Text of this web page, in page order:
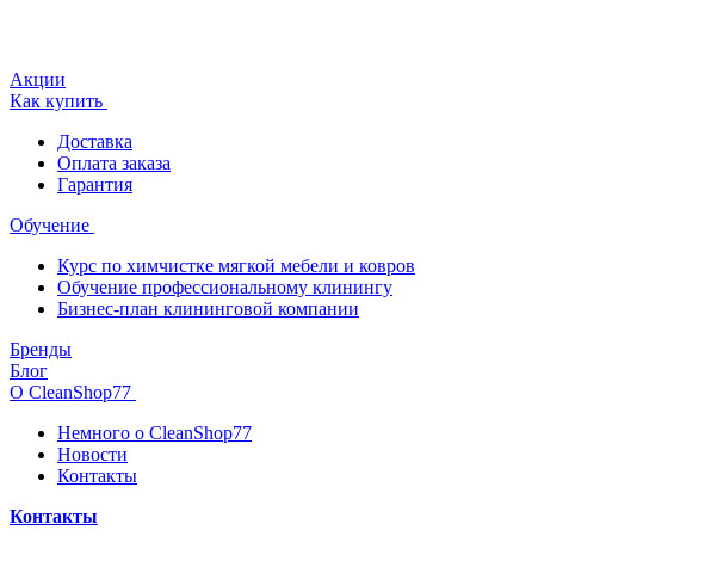
Акции
Как купить
Доставка
Оплата заказа
Гарантия
Обучение
Курс по химчистке мягкой мебели и ковров
Обучение профессиональному клинингу
Бизнес-план клининговой компании
Бренды
Блог
О CleanShop77
Немного о CleanShop77
Новости
Контакты
Контакты